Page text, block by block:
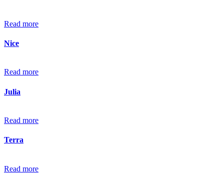
Read more
Nice
Read more
Julia
Read more
Terra
Read more